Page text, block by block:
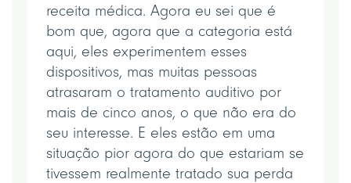
receita médica. Agora eu sei que é
bom que, agora que a categoria está
aqui, eles experimentem esses
dispositivos, mas muitas pessoas
atrasaram o tratamento auditivo por
mais de cinco anos, o que não era do
seu interesse. E eles estão em uma
situação pior agora do que estariam se
tivessem realmente tratado sua perda